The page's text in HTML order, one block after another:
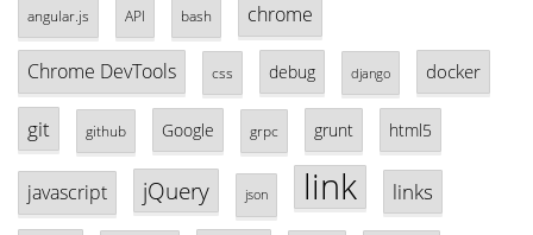
angular.js API bash chrome
Chrome DevTools css debug django docker
git github Google grpc grunt html5
javascript jQuery json link links